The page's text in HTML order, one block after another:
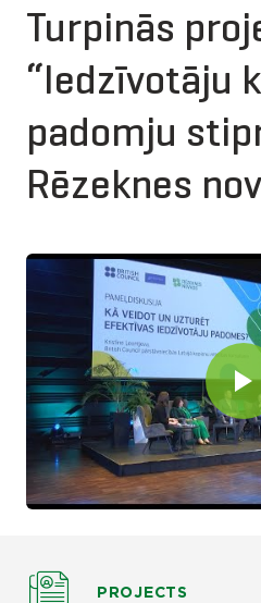
Turpinās
“Iedzīvotāju
padomju
Rēzeknes
PROJECTS